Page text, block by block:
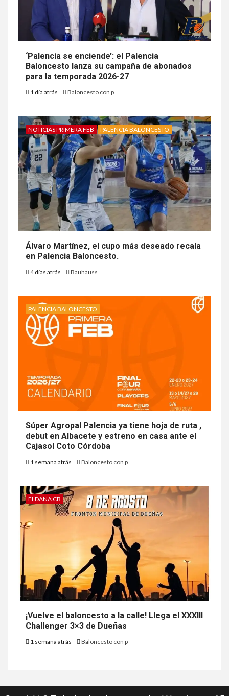
‘Palencia se enciende’: el Palencia
Baloncesto lanza su campaña de abonados
para la temporada 2026-27
1 día atrás Baloncesto con p
NOTICIAS PRIMERA FEB PALENCIA BALONCESTO
Álvaro Martínez, el cupo más deseado recala
en Palencia Baloncesto.
4 días atrás Bauhauss
PALENCIA BALONCESTO
Súper Agropal Palencia ya tiene hoja de ruta ,
debut en Albacete y estreno en casa ante el
Cajasol Coto Córdoba
1 semana atrás Baloncesto con p
ELDANA CB
¡Vuelve el baloncesto a la calle! Llega el XXXIII
Challenger 3×3 de Dueñas
1 semana atrás Baloncesto con p